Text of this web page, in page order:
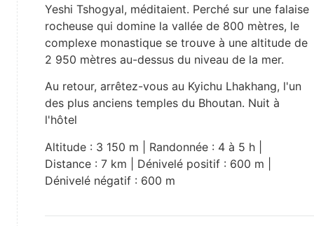
Yeshi Tshogyal, méditaient. Perché sur une falaise
rocheuse qui domine la vallée de 800 mètres, le
complexe monastique se trouve à une altitude de
2 950 mètres au-dessus du niveau de la mer.
Au retour, arrêtez-vous au Kyichu Lhakhang, l'un
des plus anciens temples du Bhoutan. Nuit à
l'hôtel
Altitude : 3 150 m | Randonnée : 4 à 5 h |
Distance : 7 km | Dénivelé positif : 600 m |
Dénivelé négatif : 600 m